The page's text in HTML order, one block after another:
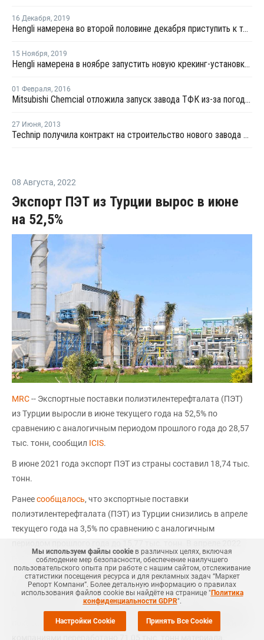
16 Декабря, 2019
Hengli намерена во второй половине декабря приступить к тестовому производству на новом заводе МЭГ в Даляне
15 Ноября, 2019
Hengli намерена в ноябре запустить новую крекинг-установку в Даляне
01 Февраля, 2016
Mitsubishi Chemcial отложила запуск завода ТФК из-за погодных условий
27 Июня, 2013
Technip получила контракт на строительство нового завода по выпуску ТФК в Китае
08 Августа, 2022
Экспорт ПЭТ из Турции вырос в июне
на 52,5%
MRC-- Экспортные поставки полиэтилентерефталата (ПЭТ)
из Турции выросли в июне текущего года на 52,5% по
сравнению с аналогичным периодом прошлого года до 28,57
тыс. тонн, сообщил ICIS.
В июне 2021 года экспорт ПЭТ из страны составил 18,74 тыс.
тонн.
Ранеесообщалось, что экспортные поставки
полиэтилентерефталата (ПЭТ) из Турции снизились в апреле
текущего года на 3,5% по сравнению с аналогичным
года экспорт ПЭТ из страны составил 16,31 тыс. тонн.
Согласно обзоруСканПласт, по итогам первых шести
месяцев года расчетное потребление ПЭТ в России
составило 386,20 тыс. тонн, что на 6% меньше аналогичного
показателя прошлого года. В отчетном месяце российскими
Мы используем файлы cookie в различных целях, включая
соблюдение мер безопасности, обеспечение наилучшего
пользовательского опыта при работе с нашим сайтом, отслеживание
статистики посещения ресурса и для рекламных задач “Маркет
Репорт Компани”. Более детальную информацию о правилах
использования файлов cookie вы найдёте на странице "Политика
конфиденциальности GDPR".
Настройки Cookie Принять Все Cookie